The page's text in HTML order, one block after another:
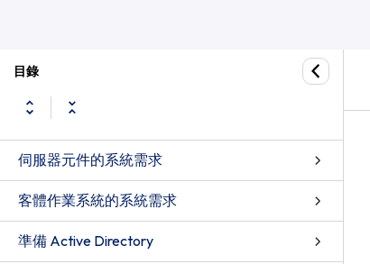
目錄
伺服器元件的系統需求
客體作業系統的系統需求
準備 Active Directory